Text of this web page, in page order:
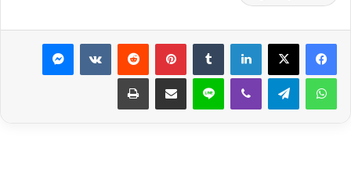
لينكدإن بينتيريست ماسنجر
واتساب تيلقرام ڤايبر لاين مشاركة عبر البريد طباعة